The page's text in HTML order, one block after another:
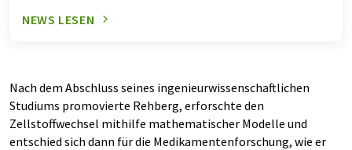
NEWS LESEN
Nach dem Abschluss seines ingenieurwissenschaftlichen
Studiums promovierte Rehberg, erforschte den
Zellstoffwechsel mithilfe mathematischer Modelle und
entschied sich dann für die Medikamentenforschung, wie er